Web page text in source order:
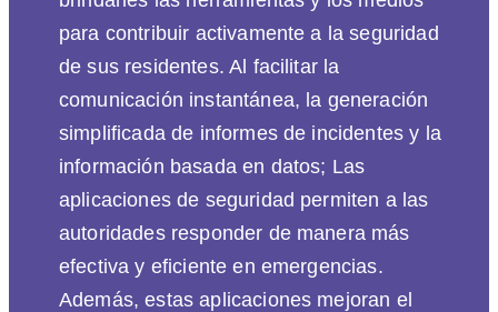
para contribuir activamente a la seguridad
de sus residentes. Al facilitar la
comunicación instantánea, la generación
simplificada de informes de incidentes y la
información basada en datos; Las
aplicaciones de seguridad permiten a las
autoridades responder de manera más
efectiva y eficiente en emergencias.
Además, estas aplicaciones mejoran el